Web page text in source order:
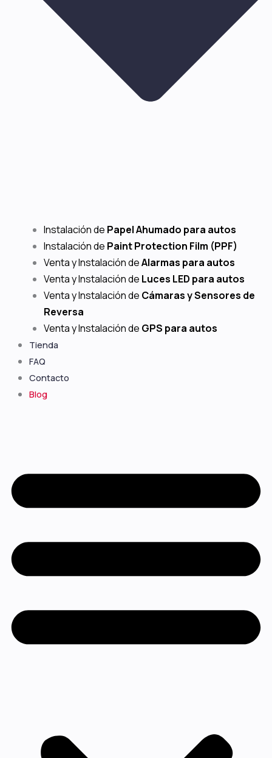
Instalación de Papel Ahumado para autos
Instalación de Paint Protection Film (PPF)
Venta y Instalación deAlarmas para autos
Venta y Instalación de Luces LED para autos
Venta y Instalación de Cámaras y Sensores de
Reversa
Venta y Instalación de GPS para autos
Tienda
FAQ
Contacto
Blog